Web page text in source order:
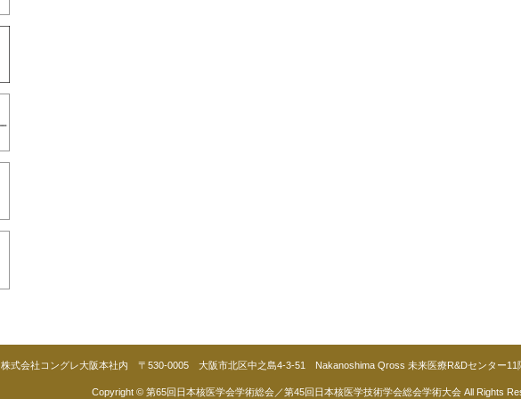
株式会社コングレ大阪本社内 〒530-0005 大阪市北区中之島4-3-51 Nakanoshima Qross 未来医療R&Dセンター
Copyright © 第65回日本核医学会学術総会／第45回日本核医学技術学会総会学術大会 All Rights